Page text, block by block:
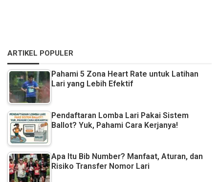
ARTIKEL POPULER
Pahami 5 Zona Heart Rate untuk Latihan
Lari yang Lebih Efektif
Pendaftaran Lomba Lari Pakai Sistem
Ballot? Yuk, Pahami Cara Kerjanya!
Apa Itu Bib Number? Manfaat, Aturan, dan
Risiko Transfer Nomor Lari